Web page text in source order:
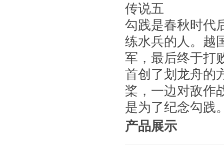
传说五
勾践是春秋时代
练水兵的人。越
军，最后终于打
首创了划龙舟的
桨，一边对敌作
是为了纪念勾践
产品展示